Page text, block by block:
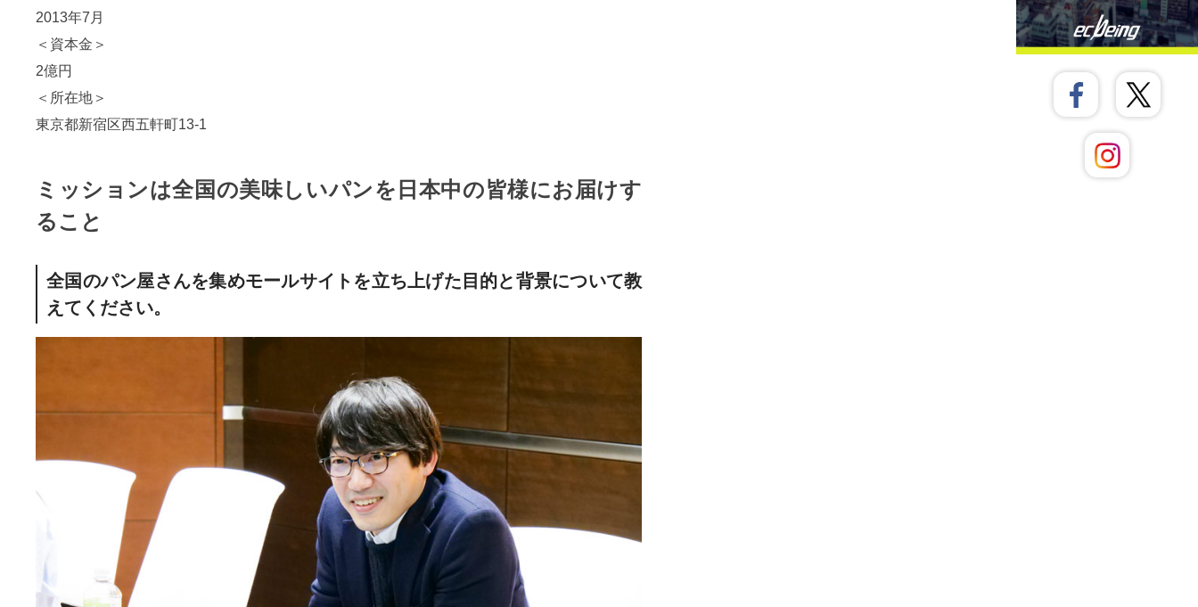
2013年7月
＜資本金＞
2億円
＜所在地＞
東京都新宿区西五軒町13-1
ミッションは全国の美味しいパンを日本中の皆様にお届けす
ること
全国のパン屋さんを集めモールサイトを立ち上げた目的と背景について教
えてください。